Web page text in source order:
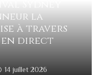
la
à travers
en direct
14 juillet 2026